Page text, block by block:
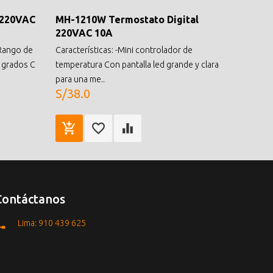
de
C
MH-1210W Termostato Digital
220VAC 10A
Características: -Mini controlador de
temperatura Con pantalla led grande y clara
para una me..
S/38.0
Lima: 910 439 625